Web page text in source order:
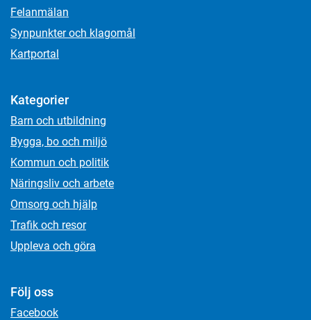
Felanmälan
Synpunkter och klagomål
Kartportal
Kategorier
Barn och utbildning
Bygga, bo och miljö
Kommun och politik
Näringsliv och arbete
Omsorg och hjälp
Trafik och resor
Uppleva och göra
Följ oss
Facebook